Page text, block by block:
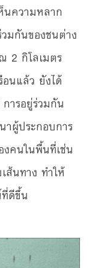
นความหลาก
มกันของชนต่าง
2 กิโลเมตร
นแล้ว ยังได้
ารอยู่ร่วมกัน
ผู้ประกอบการ
คนในพื้นที่เช่น
ส้นทาง ทำให้
ดีขึ้น